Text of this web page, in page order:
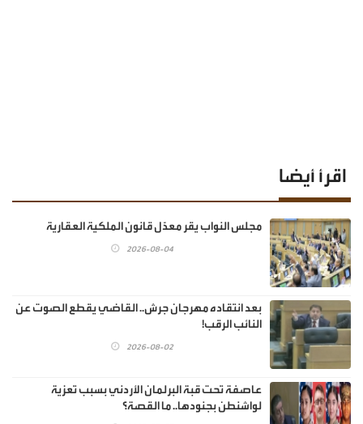
اقرأ أيضا
مجلس النواب يقر معدّل قانون الملكية العقارية
2026-08-04
بعد انتقاده مهرجان جرش.. القاضي يقطع الصوت عن
النائب الرقب!
2026-08-02
عاصفة تحت قبة البرلمان الأردني بسبب تعزية
لواشنطن بجنودها.. ما القصة؟